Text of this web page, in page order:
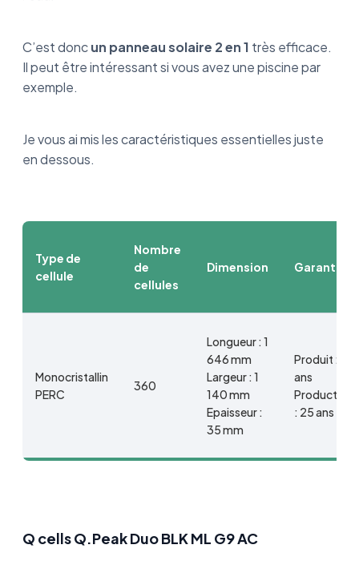
C’est doncun panneau solaire 2 en 1 très efficace.
Il peut être intéressant si vous avez une piscine par
exemple.
Je vous ai mis les caractéristiques essentielles juste
en dessous.
Type de
cellule
Nombre
de
cellules
Dimension Garantie
Monocristallin
PERC
360
Longueur : 1
646 mm
Largeur : 1
140 mm
Epaisseur :
35 mm
Produit : 10
ans
Productivité
: 25 ans
Q cells Q.Peak Duo BLK ML G9 AC